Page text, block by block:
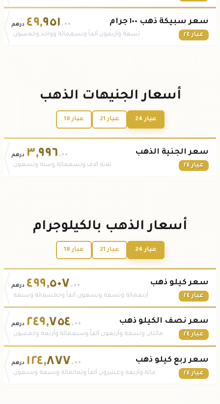
سعر سبيكة ذهب ١٠٠ جرام
عيار ٢٤
٤٩,٩٥١ .٠٠ درهم
تسعة وأربعون ألفاً وتسعمائة وواحد وخمسون
أسعار الجنيهات الذهب
عيار 24 عيار 21 عيار 18
سعر الجنية الذهب
عيار ٢٤
٣,٩٩٦ .٠٠ درهم
ثلاثة آلاف وتسعمائة وستة وتسعون
أسعار الذهب بالكيلوجرام
عيار 24 عيار 21 عيار 18
سعر كيلو ذهب
عيار ٢٤
٤٩٩,٥٠٧ .٠٠ درهم
أربعمائة وتسعة وتسعون ألفاً وخمسمائة وسبعة
سعر نصف الكيلو ذهب
عيار ٢٤
٢٤٩,٧٥٤ .٠٠ درهم
مائتان وتسعة وأربعون ألفاً وسبعمائة وأربعة وخمسون
سعر ربع كيلو ذهب
عيار ٢٤
١٢٤,٨٧٧ .٠٠ درهم
مائة وأربعة وعشرون ألفاً وثمانمائة وسبعة وسبعون